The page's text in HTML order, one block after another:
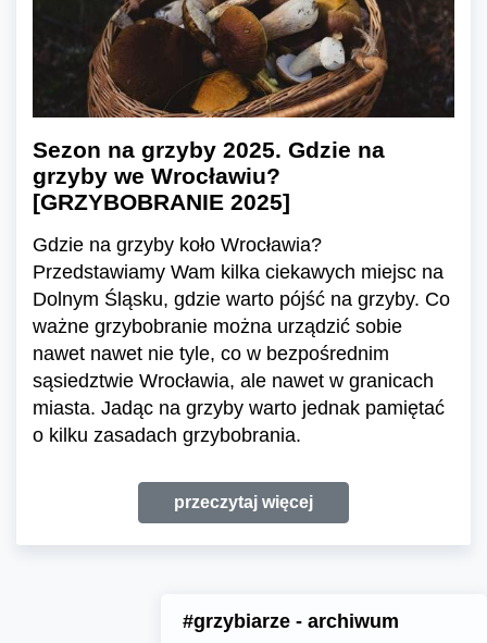
Sezon na grzyby 2025. Gdzie na
grzyby we Wrocławiu?
[GRZYBOBRANIE 2025]
Gdzie na grzyby koło Wrocławia?
Przedstawiamy Wam kilka ciekawych miejsc na
Dolnym Śląsku, gdzie warto pójść na grzyby. Co
ważne grzybobranie można urządzić sobie
nawet nawet nie tyle, co w bezpośrednim
sąsiedztwie Wrocławia, ale nawet w granicach
miasta. Jadąc na grzyby warto jednak pamiętać
o kilku zasadach grzybobrania.
przeczytaj więcej
#grzybiarze - archiwum